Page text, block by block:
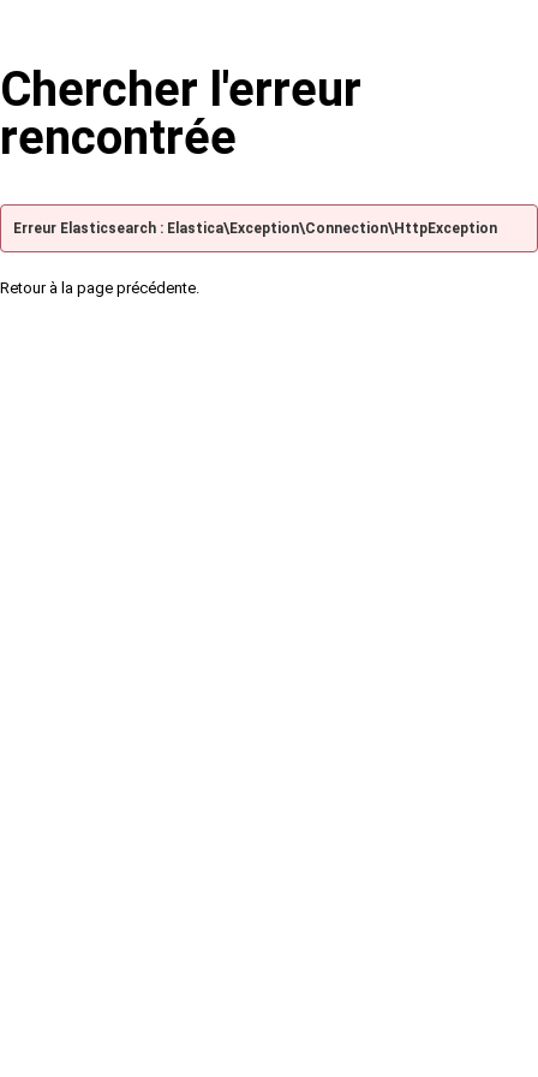
Chercher l'erreur
rencontrée
Erreur Elasticsearch : Elastica\Exception\Connection\HttpException
Retour à la page précédente.